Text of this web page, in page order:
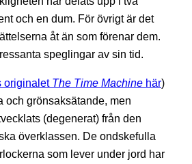
och en dum. För övrigt är det
åt än som förenar dem.
speglingar av sin tid.
originalet The Time Machine här)
och grönsaksätande, men
(degenerat) från den
överklassen. De ondskefulla
som lever under jord har